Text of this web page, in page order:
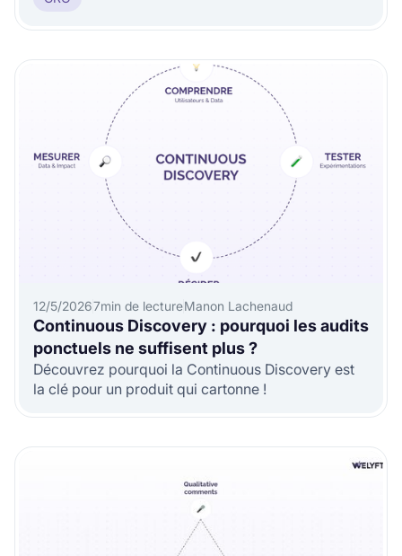
12/5/20267min de lectureManon Lachenaud
Continuous Discovery : pourquoi les audits
ponctuels ne suffisent plus ?
Découvrez pourquoi la Continuous Discovery est
la clé pour un produit qui cartonne !